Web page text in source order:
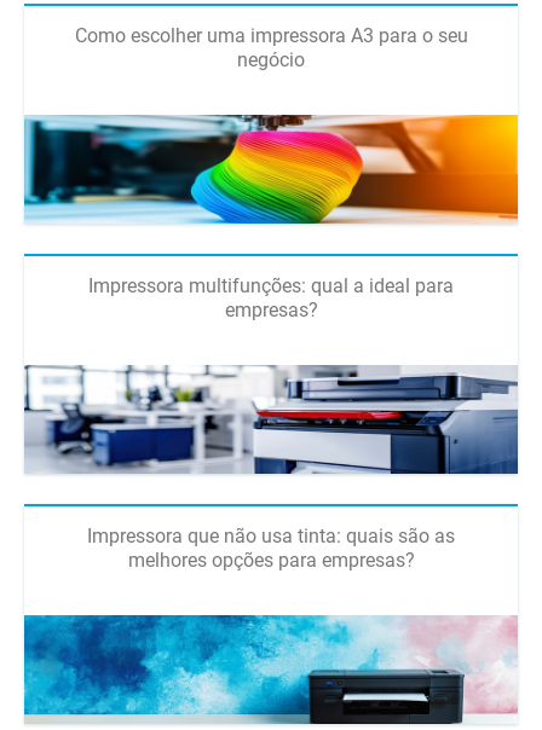
Como escolher uma impressora A3 para o seu
negócio
Impressora multifunções: qual a ideal para
empresas?
Impressora que não usa tinta: quais são as
melhores opções para empresas?